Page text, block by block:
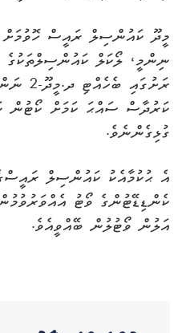
މީދޫ ކައުންސިލް ރައީސް
ކަރުދާސް ސައްޙަ ކަމަށް ކޯޓުން
ގުޅިގެންނެވެ.
އެ ޙުކުމާއެކު ކައުންސިލް
ކެންޑިޑޭޓުންގެ ވޯޓު
އަލުން ވޯޓުލުން ބޭއްވީއެވެ.